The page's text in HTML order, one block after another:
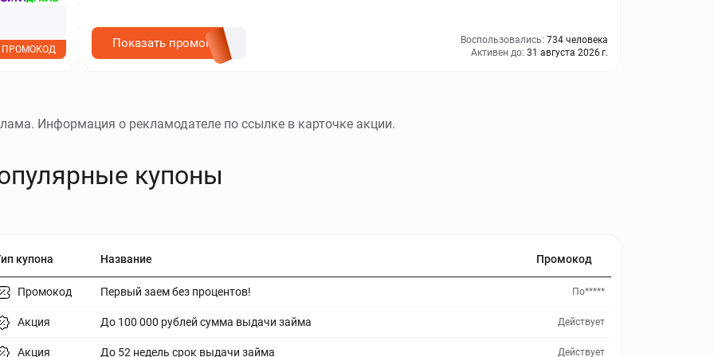
ПРОМОКОД
Воспользовались: 734 человека
Активен до: 31 августа 2026 г.
Показать промокод
Информация о рекламодателе по ссылке в карточке акции.
купоны
купона Название Промокод
Промокод Первый заем без процентов! По*****
Акция До 100 000 рублей сумма выдачи займа Действует
Акция До 52 недель срок выдачи займа Действует